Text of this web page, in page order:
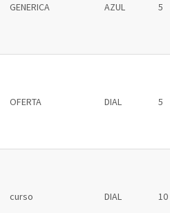
GENERICA AZUL 5
OFERTA DIAL 5
curso DIAL 10